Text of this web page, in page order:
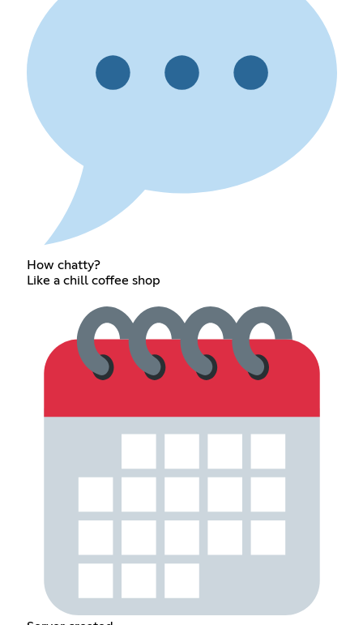
How chatty?
Like a chill coffee shop